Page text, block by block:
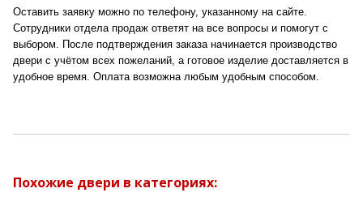
Оставить заявку можно по телефону, указанному на сайте.
Сотрудники отдела продаж ответят на все вопросы и помогут с
выбором. После подтверждения заказа начинается производство
двери с учётом всех пожеланий, а готовое изделие доставляется в
удобное время. Оплата возможна любым удобным способом.
Похожие двери в категориях: